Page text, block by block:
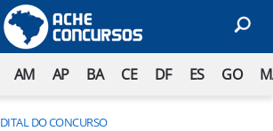
AM AP BA CE DF ES GO
DO CONCURSO